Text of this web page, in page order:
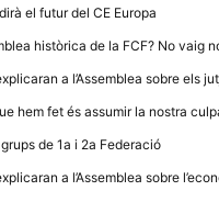
el futur del CE Europa
històrica de la FCF? No vaig
a l’Assemblea sobre els
hem fet és assumir la nostra
de 1a i 2a Federació
a l’Assemblea sobre
lloc